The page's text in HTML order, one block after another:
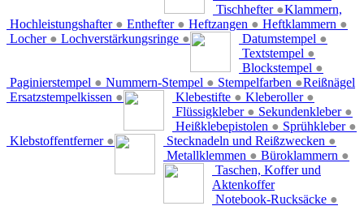
Tischhefter ●
Hochleistungshafter ● Enthefter ● Heftzangen ● Heftklammern ●
Locher ● Lochverstärkungsringe ● Datumstempel ●
Textstempel ●
Blockstempel ●
Paginierstempel ● Nummern-Stempel ● Stempelfarben ●
Ersatzstempelkissen ● Klebestifte ● Kleberoller ●
Flüssigkleber ● Sekundenkleber ●
Heißklebepistolen ● Sprühkleber ●
Klebstoffentferner ●
Klammern,
Reißnägel
Stecknadeln und Reißzwecken ●
Metallklemmen ● Büroklammern ●
Taschen, Koffer und
Aktenkoffer
Notebook-Rucksäcke ●